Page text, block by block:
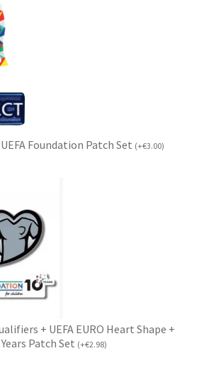
Foundation Patch Set (+€3.00)
+ UEFA EURO Heart Shape +
Patch Set (+€2.98)